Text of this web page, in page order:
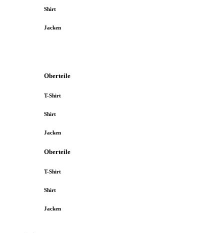
Shirt
Jacken
Oberteile
T-Shirt
Shirt
Jacken
Oberteile
T-Shirt
Shirt
Jacken